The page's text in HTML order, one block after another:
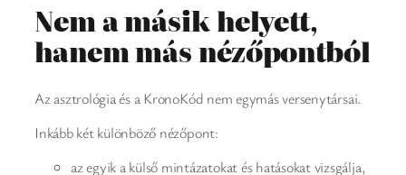
Nem a másik helyett,
hanem más nézőpontból
Az asztrológia és a KronoKód nem egymás versenytársai.
Inkább két különböző nézőpont:
az egyik a külső mintázatokat és hatásokat vizsgálja,